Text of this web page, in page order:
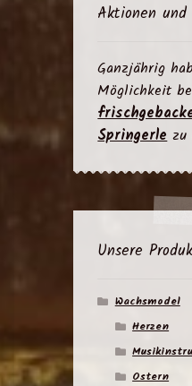
Aktionen
Ganzjährig
Möglichkeit
Springerlezu
Unsere
Wachsmodel
Herzen
Ostern